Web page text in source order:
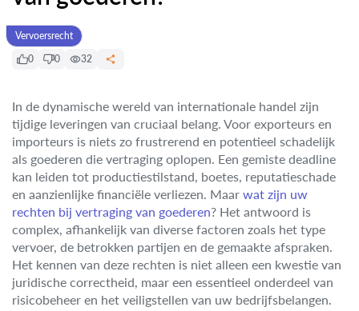
Vervoersrecht
0
0 32
In de dynamische wereld van internationale handel zijn
tijdige leveringen van cruciaal belang. Voor exporteurs en
importeurs is niets zo frustrerend en potentieel schadelijk
als goederen die vertraging oplopen. Een gemiste deadline
kan leiden tot productiestilstand, boetes, reputatieschade
en aanzienlijke financiële verliezen. Maar wat zijn uw
rechten bij vertraging van goederen? Het antwoord is
complex, afhankelijk van diverse factoren zoals het type
vervoer, de betrokken partijen en de gemaakte afspraken.
Het kennen van deze rechten is niet alleen een kwestie van
juridische correctheid, maar een essentieel onderdeel van
risicobeheer en het veiligstellen van uw bedrijfsbelangen.